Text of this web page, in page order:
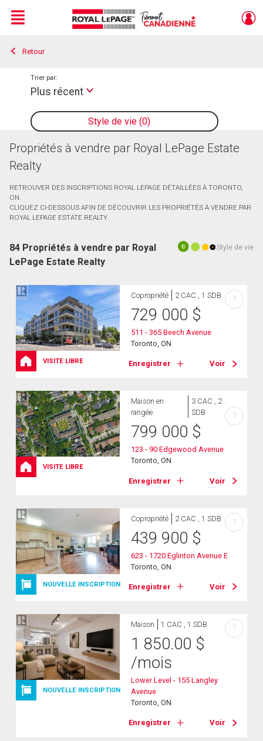
Live
En Direct
Menu
Retour
Style de vie 0
Trier par:
Plus récent
Propriétés à vendre par Royal LePage Estate
Realty
RETROUVER DES INSCRIPTIONS ROYAL LEPAGE DÉTAILLÉES À TORONTO,
ON.
CLIQUEZ CI-DESSOUS AFIN DE DÉCOUVRIR LES PROPRIÉTÉS À VENDRE PAR
ROYAL LEPAGE ESTATE REALTY.
10 Style de vie
84 Propriétés à vendre par Royal
LePage Estate Realty
VISITE LIBRE
Copropriété 2 CAC , 1 SDB
729 000 $
511 - 365 Beech Avenue
Toronto, ON
Enregistrer Voir
?
VISITE LIBRE
Maison en
rangée
3 CAC , 2
SDB
799 000 $
123 - 90 Edgewood Avenue
Toronto, ON
Enregistrer Voir
?
NOUVELLE INSCRIPTION
Copropriété 2 CAC , 1 SDB
439 900 $
623 - 1720 Eglinton Avenue E
Toronto, ON
Enregistrer Voir
?
NOUVELLE INSCRIPTION
Maison 1 CAC , 1 SDB
1 850.00 $
/mois
Lower Level - 155 Langley
Avenue
Toronto, ON
Enregistrer Voir
?